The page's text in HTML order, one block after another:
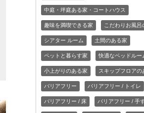
中庭・坪庭ある家・コートハウス
趣味を満喫できる家 こだわりお風呂
シアター ルーム 土間のある家
ペットと暮らす家 快適なベッドルー
小上がりのある家 スキップフロアの
バリアフリー バリアフリー / トイレ
バリアフリー / 床 バリアフリー / 手